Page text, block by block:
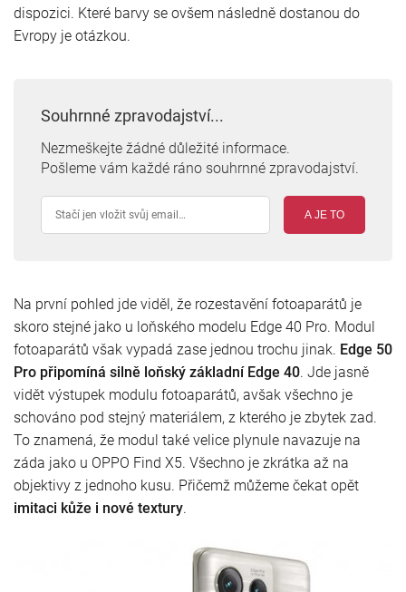
dispozici. Které barvy se ovšem následně dostanou do
Evropy je otázkou.
Souhrnné zpravodajství...
Nezmeškejte žádné důležité informace.
Pošleme vám každé ráno souhrnné zpravodajství.
A JE TO
Na první pohled jde viděl, že rozestavění fotoaparátů je
skoro stejné jako u loňského modelu Edge 40 Pro. Modul
fotoaparátů však vypadá zase jednou trochu jinak. Edge 50
Pro připomíná silně loňský základní Edge 40. Jde jasně
vidět výstupek modulu fotoaparátů, avšak všechno je
schováno pod stejný materiálem, z kterého je zbytek zad.
To znamená, že modul také velice plynule navazuje na
záda jako u OPPO Find X5. Všechno je zkrátka až na
objektivy z jednoho kusu. Přičemž můžeme čekat opět
imitaci kůže i nové textury.